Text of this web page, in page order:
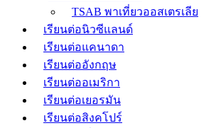
TSAB พาเที่ยวออสเตรเลีย
เรียนต่อนิวซีแลนด์
เรียนต่อแคนาดา
เรียนต่ออังกฤษ
เรียนต่ออเมริกา
เรียนต่อเยอรมัน
เรียนต่อสิงคโปร์